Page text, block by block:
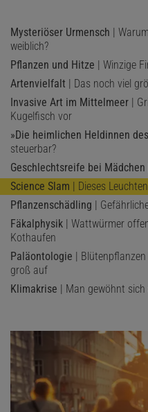
Mysteriöser Urmensch |
weiblich?
Pflanzen und Hitze | Winzige
Artenvielfalt | Das noch viel
Invasive Art im Mittelmeer |
Kugelfisch vor
»Die heimlichen Heldinnen
steuerbar?
Geschlechtsreife bei Mädchen
Science Slam | Dieses
Pflanzenschädling |
Fäkalphysik | Wattwürmer
Kothaufen
Paläontologie |
groß auf
Klimakrise | Man gewöhnt